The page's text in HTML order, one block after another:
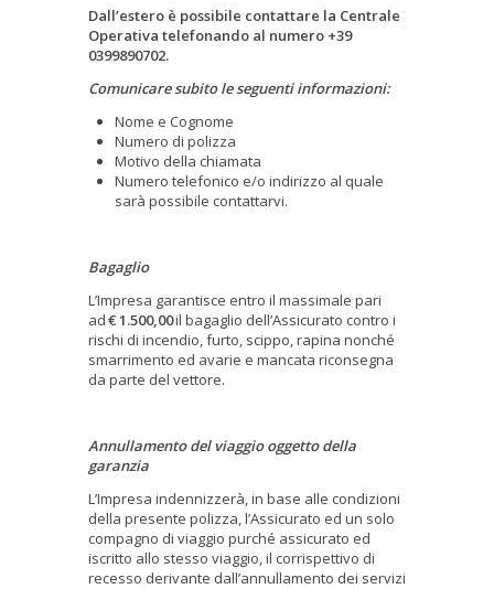
Dall’estero è possibile contattare la Centrale
Operativa telefonando al numero +39
0399890702.
Comunicare subito le seguenti informazioni:
Nome e Cognome
Numero di polizza
Motivo della chiamata
Numero telefonico e/o indirizzo al quale
sarà possibile contattarvi.
Bagaglio
L’Impresa garantisce entro il massimale pari
ad€ 1.500,00il bagaglio dell’Assicurato contro i
rischi di incendio, furto, scippo, rapina nonché
smarrimento ed avarie e mancata riconsegna
da parte del vettore.
Annullamento del viaggio oggetto della
garanzia
L’Impresa indennizzerà, in base alle condizioni
della presente polizza, l’Assicurato ed un solo
compagno di viaggio purché assicurato ed
iscritto allo stesso viaggio, il corrispettivo di
recesso derivante dall’annullamento dei servizi